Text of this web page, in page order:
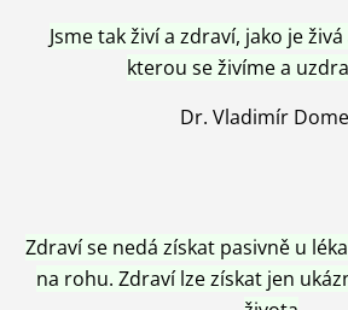
Jsme tak živí a zdraví, jako je
kterou se živíme a
Dr. Vladimír
Zdraví se nedá získat pasivně u
na rohu. Zdraví lze získat jen